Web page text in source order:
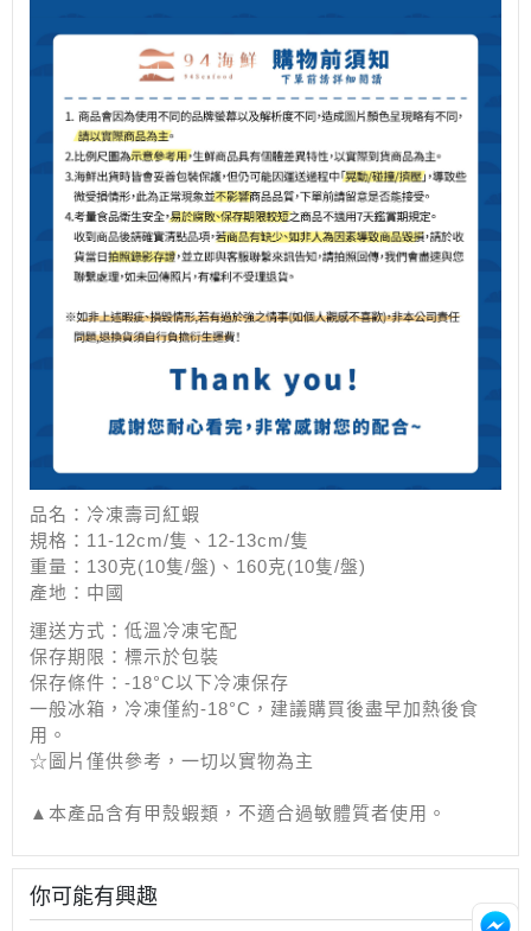
品名：冷凍壽司紅蝦
規格：11-12cm/隻、12-13cm/隻
重量：130克(10隻/盤)、 160克(10隻/盤)
產地：中國
運送方式：低溫冷凍宅配
保存期限：標示於包裝
保存條件：-18°C以下冷凍保存
一般冰箱，冷凍僅約-18°C，建議購買後盡早加熱後食
用。
☆圖片僅供參考，一切以實物為主
▲本產品含有甲殼蝦類，不適合過敏體質者使用。
你可能有興趣